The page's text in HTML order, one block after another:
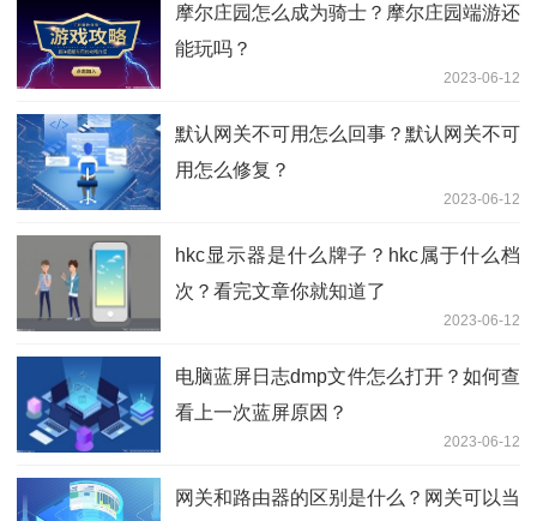
摩尔庄园怎么成为骑士？摩尔庄园端游还
能玩吗？
2023-06-12
默认网关不可用怎么回事？默认网关不可
用怎么修复？
2023-06-12
hkc显示器是什么牌子？hkc属于什么档
次？看完文章你就知道了
2023-06-12
电脑蓝屏日志dmp文件怎么打开？如何查
看上一次蓝屏原因？
2023-06-12
网关和路由器的区别是什么？网关可以当